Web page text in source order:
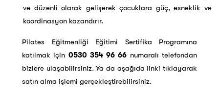
ve düzenli olarak gelişerek çocuklara güç, esneklik ve
koordinasyon kazandırır.
Pilates Eğitmenliği Eğitimi Sertifika Programına
katılmak için 0530 354 96 66 numaralı telefondan
bizlere ulaşabilirsiniz. Ya da aşağıda linki tıklayarak
satın alma işlemi gerçekleştirebilirsiniz.